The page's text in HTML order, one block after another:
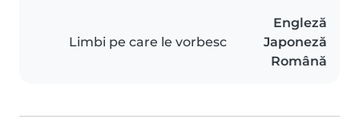
Limbi pe care le vorbesc
Engleză
Japoneză
Română